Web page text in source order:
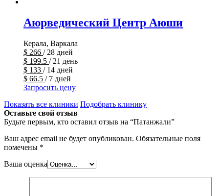
Аюрведический Центр Аюши
Керала, Варкала
$ 266 / 28 дней
$ 199.5 / 21 день
$ 133 / 14 дней
$ 66.5 / 7 дней
Запросить цену
Показать все клиники Подобрать клинику
Оставьте свой отзыв
Будьте первым, кто оставил отзыв на “Патанжали”
Ваш адрес email не будет опубликован. Обязательные поля
помечены *
Ваша оценка